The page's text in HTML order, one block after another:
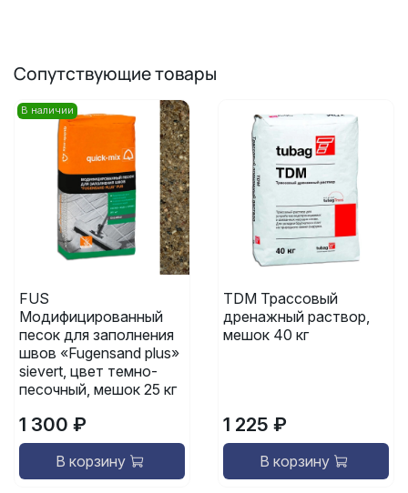
Сопутствующие товары
В наличии
FUS
Модифицированный
песок для заполнения
швов «Fugensand plus»
sievert, цвет темно-
песочный, мешок 25 кг
1 300 ₽
В корзину
TDM Трассовый
дренажный раствор,
мешок 40 кг
1 225 ₽
В корзину